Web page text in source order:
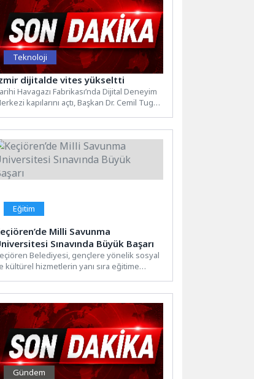
Teknoloji
dijitalde vites yükseltti
Havagazı Fabrikası’nda Dijital Deneyim
kapılarını açtı, Başkan Dr. Cemil Tugay
Eğitim
Milli Savunma
Sınavında Büyük Başarı
Belediyesi, gençlere yönelik sosyal
kültürel hizmetlerin yanı sıra eğitime
Gündem